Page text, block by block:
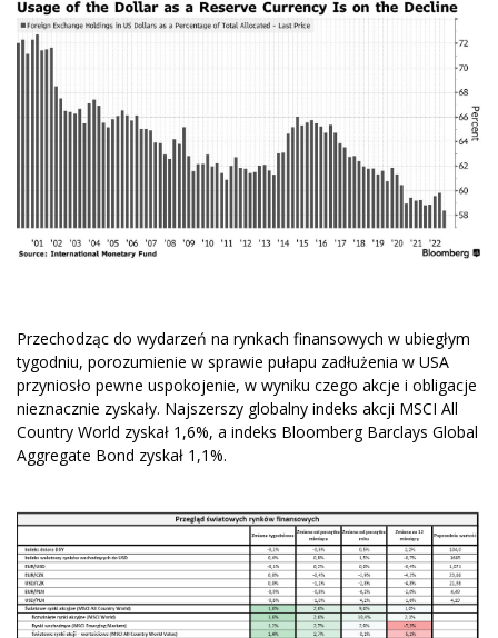
Przechodząc do wydarzeń na rynkach finansowych w ubiegłym
tygodniu, porozumienie w sprawie pułapu zadłużenia w USA
przyniosło pewne uspokojenie, w wyniku czego akcje i obligacje
nieznacznie zyskały. Najszerszy globalny indeks akcji MSCI All
Country World zyskał 1,6%, a indeks Bloomberg Barclays Global
Aggregate Bond zyskał 1,1%.